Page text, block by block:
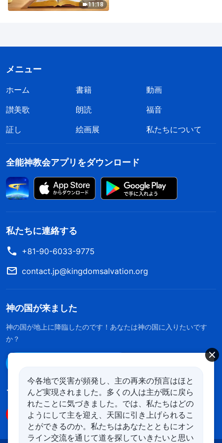
11:18
メニュー
ホーム 書籍
動画
讃美歌
朗読
福音
証し
絵画展 私たちについて
全能神教会アプリをダウンロード
私たちに連絡する
+81-90-6033-9775
contact.jp@kingdomsalvation.org
神の国が来ました
神の国が地上に降臨したのです！あなたは神の国に入りたいです
か？
フォローする
今各地で災害が頻発し、主の再来の預言はほと
んど実現されました。多くの人は主が既に戻ら
れたことに気づきました。では、私たちはどの
ようにして主を迎え、天国に引き上げられるこ
とができるのか。私たちはあなたとともにオン
ライン交流を通じて道を探していきたいと思い